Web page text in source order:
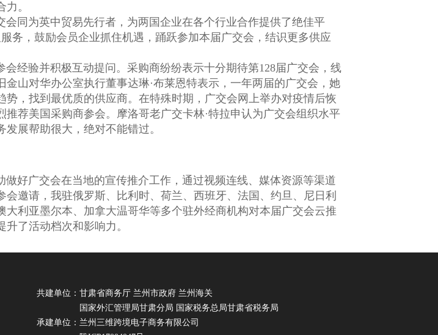
。
同为英中贸易先行者，为两国企业在各个行业合作提供了绝佳平
务，鼓励会员企业抓住机遇，踊跃参加本届广交会，结识更多供应
经验并积极互动提问。采购商纷纷表示十分期待第128届广交会，线
山对华办公室执行董事达琳·布莱恩特表示，一年两届的广交会，她
，找到最优质的供应商。在特殊时期，广交会网上举办对疫情后恢
荐美国采购商参会。摩洛哥老广交卡林·特拉申认为广交会组织水平
展帮助很大，绝对不能错过。
好广交会在当地的宣传推介工作，通过视频连线、媒体资源等渠道
邀请，我驻俄罗斯、比利时、荷兰、西班牙、法国、约旦、尼日利
利亚墨尔本、加拿大温哥华等多个驻外经商机构对本届广交会云推
了活动档次和影响力。
共建单位：甘肃省商务厅 兰州市政府 兰州海关
国家外汇管理局甘肃分局 国家税务总局甘肃省税务局
承建单位：兰州三维跨境电子商务有限公司